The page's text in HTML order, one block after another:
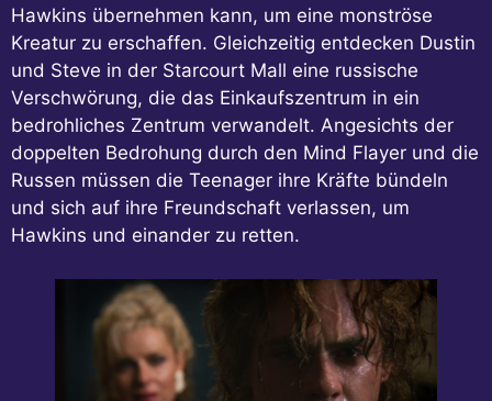
Hawkins übernehmen kann, um eine monströse
Kreatur zu erschaffen. Gleichzeitig entdecken Dustin
und Steve in der Starcourt Mall eine russische
Verschwörung, die das Einkaufszentrum in ein
bedrohliches Zentrum verwandelt. Angesichts der
doppelten Bedrohung durch den Mind Flayer und die
Russen müssen die Teenager ihre Kräfte bündeln
und sich auf ihre Freundschaft verlassen, um
Hawkins und einander zu retten.